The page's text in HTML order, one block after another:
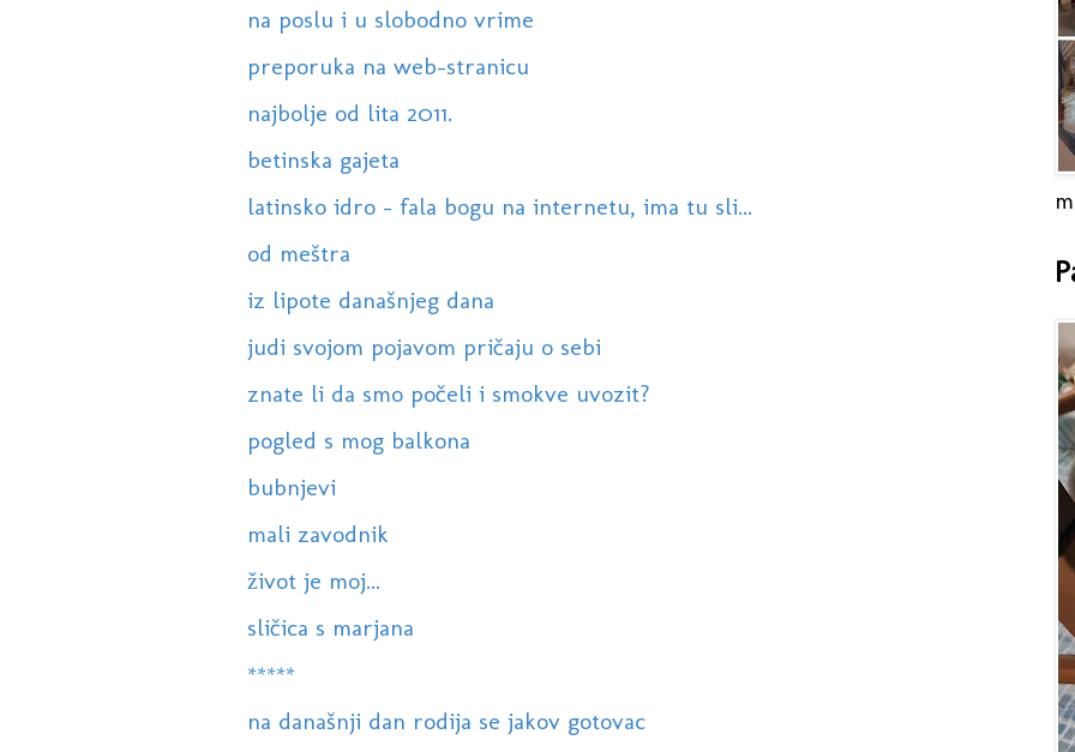
na poslu i u slobodno vrime
preporuka na web-stranicu
najbolje od lita 2011.
betinska gajeta
latinsko idro - fala bogu na internetu, ima tu sli...
od meštra
iz lipote današnjeg dana
judi svojom pojavom pričaju o sebi
znate li da smo počeli i smokve uvozit?
pogled s mog balkona
bubnjevi
mali zavodnik
život je moj...
sličica s marjana
*****
na današnji dan rodija se jakov gotovac